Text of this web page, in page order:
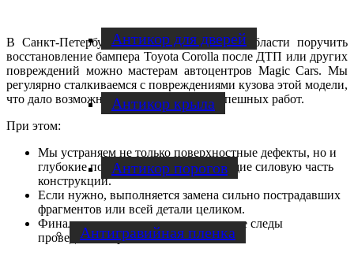
Антикор для дверей
Антикор крыла
Антикор порогов
Антигравийная пленка
В Санкт-Петербурге или Ленинградской области поручить
восстановление бампера Toyota Corolla после ДТП или других
повреждений можно мастерам автоцентров Magic Cars. Мы
регулярно сталкиваемся с повреждениями кузова этой модели,
что дало возможность накопить опыт успешных работ.
При этом:
Мы устраняем не только поверхностные дефекты, но и
глубокие повреждения, затрагивающие силовую часть
конструкции.
Если нужно, выполняется замена сильно пострадавших
фрагментов или всей детали целиком.
Финальная реставрация маскирует все следы
проведенного ремонта.